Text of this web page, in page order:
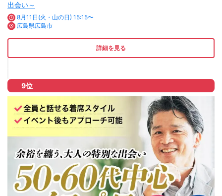
出会い～
8月11日(火・山の日) 15:15〜
広島県広島市
詳細を見る
9位